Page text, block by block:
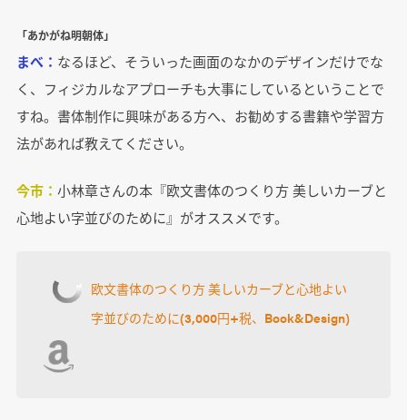
「あかがね明朝体」
まべ： なるほど、そういった画面のなかのデザインだけでな
く、フィジカルなアプローチも大事にしているということで
すね。書体制作に興味がある方へ、お勧めする書籍や学習方
法があれば教えてください。
今市： 小林章さんの本『欧文書体のつくり方 美しいカーブと
心地よい字並びのために』がオススメです。
欧文書体のつくり方 美しいカーブと心地よい
字並びのために(3,000円+税、Book&Design)